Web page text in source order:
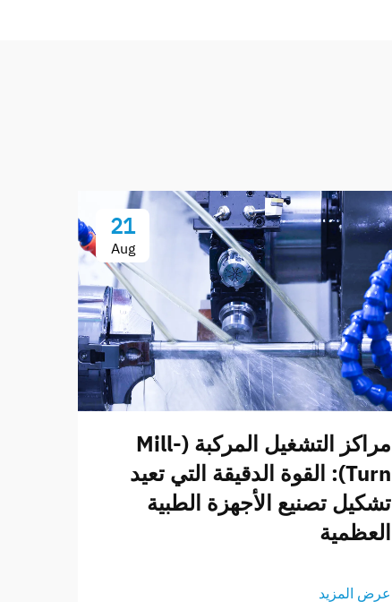
21
Aug
مراكز التشغيل المركبة (Mill-
Turn): القوة الدقيقة التي تعيد
تشكيل تصنيع الأجهزة الطبية
العظمية
عرض المزيد